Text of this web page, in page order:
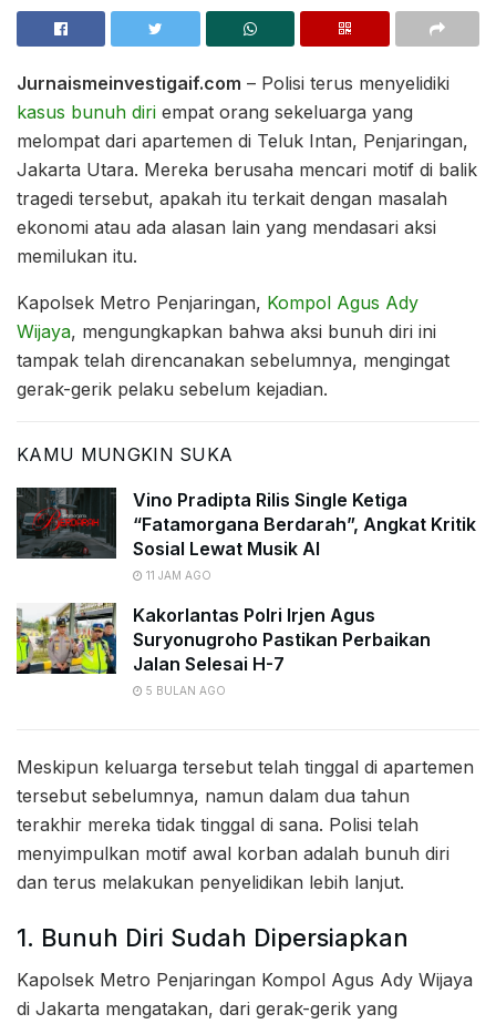
Jurnaismeinvestigaif.com – Polisi terus menyelidiki
kasus bunuh diri empat orang sekeluarga yang
melompat dari apartemen di Teluk Intan, Penjaringan,
Jakarta Utara. Mereka berusaha mencari motif di balik
tragedi tersebut, apakah itu terkait dengan masalah
ekonomi atau ada alasan lain yang mendasari aksi
memilukan itu.
Kapolsek Metro Penjaringan, Kompol Agus Ady
Wijaya, mengungkapkan bahwa aksi bunuh diri ini
tampak telah direncanakan sebelumnya, mengingat
gerak-gerik pelaku sebelum kejadian.
KAMU MUNGKIN SUKA
Vino Pradipta Rilis Single Ketiga
“Fatamorgana Berdarah”, Angkat Kritik
Sosial Lewat Musik AI
11 JAM AGO
Kakorlantas Polri Irjen Agus
Suryonugroho Pastikan Perbaikan
Jalan Selesai H-7
5 BULAN AGO
Meskipun keluarga tersebut telah tinggal di apartemen
tersebut sebelumnya, namun dalam dua tahun
terakhir mereka tidak tinggal di sana. Polisi telah
menyimpulkan motif awal korban adalah bunuh diri
dan terus melakukan penyelidikan lebih lanjut.
1. Bunuh Diri Sudah Dipersiapkan
Kapolsek Metro Penjaringan Kompol Agus Ady Wijaya
di Jakarta mengatakan, dari gerak-gerik yang